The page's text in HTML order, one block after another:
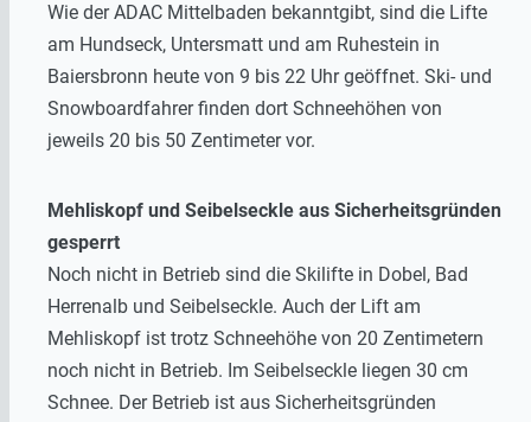
Wie der ADAC Mittelbaden bekanntgibt, sind die Lifte
am Hundseck, Untersmatt und am Ruhestein in
Baiersbronn heute von 9 bis 22 Uhr geöffnet. Ski- und
Snowboardfahrer finden dort Schneehöhen von
jeweils 20 bis 50 Zentimeter vor.
Mehliskopf und Seibelseckle aus Sicherheitsgründen
gesperrt
Noch nicht in Betrieb sind die Skilifte in Dobel, Bad
Herrenalb und Seibelseckle. Auch der Lift am
Mehliskopf ist trotz Schneehöhe von 20 Zentimetern
noch nicht in Betrieb. Im Seibelseckle liegen 30 cm
Schnee. Der Betrieb ist aus Sicherheitsgründen